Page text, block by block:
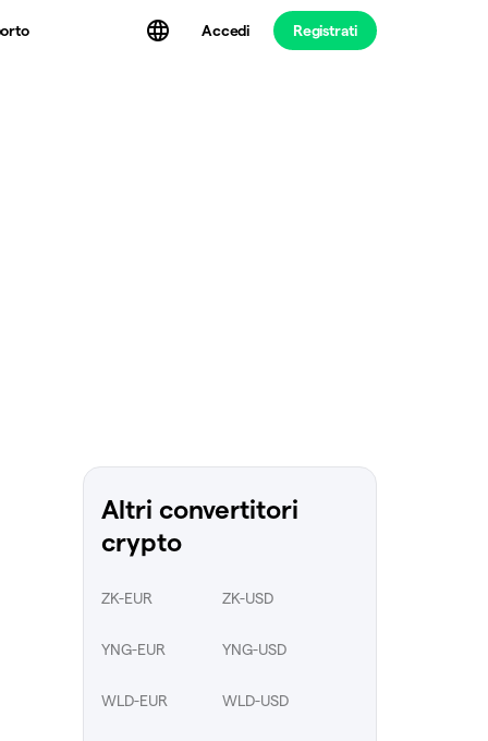
Accedi Registrati
Altri convertitori
crypto
ZK-EUR ZK-USD
YNG-EUR YNG-USD
WLD-EUR WLD-USD